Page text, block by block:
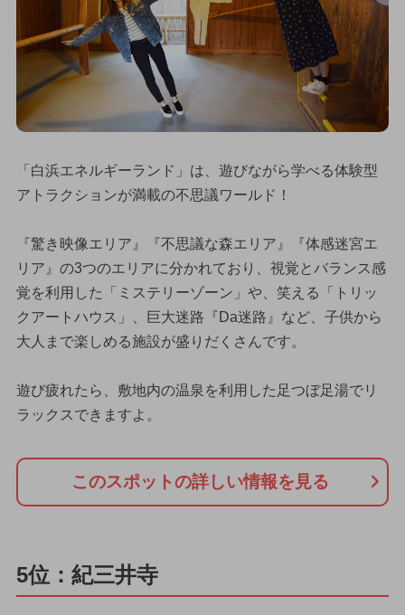
「白浜エネルギーランド」は、遊びながら学べる体験型
アトラクションが満載の不思議ワールド！
『驚き映像エリア』『不思議な森エリア』『体感迷宮エ
リア』の3つのエリアに分かれており、視覚とバランス感
覚を利用した「ミステリーゾーン」や、笑える「トリッ
クアートハウス」、巨大迷路『Da迷路』など、子供から
大人まで楽しめる施設が盛りだくさんです。
遊び疲れたら、敷地内の温泉を利用した足つぼ足湯でリ
ラックスできますよ。
このスポットの詳しい情報を見る
5位：紀三井寺